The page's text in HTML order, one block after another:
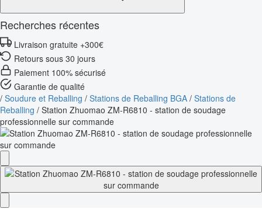
Recherches récentes
Livraison gratuite +300€
Retours sous 30 jours
Paiement 100% sécurisé
Garantie de qualité
/ Soudure et Reballing / Stations de Reballing BGA / Stations de
Reballing / Station Zhuomao ZM-R6810 - station de soudage
professionnelle sur commande